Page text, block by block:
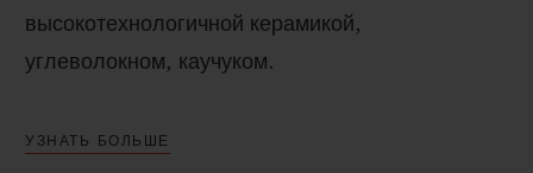
высокотехнологичной керамикой,
углеволокном, каучуком.
УЗНАТЬ БОЛЬШЕ